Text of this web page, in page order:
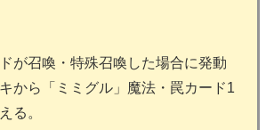
が召喚・特殊召喚した場合に発動
から「ミミグル」魔法・罠カード1
る。